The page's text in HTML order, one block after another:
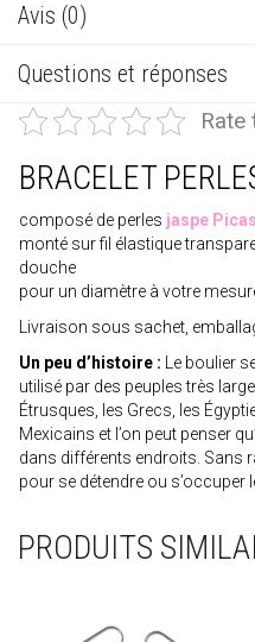
Avis (0)
Questions et réponses
BRACELET
composé de perles jaspe
monté sur fil élastique
douche
pour un diamètre à votre
Livraison sous sachet,
Un peu d’histoire : Le boulier
utilisé par des peuples très
Étrusques, les Grecs, les
Mexicains et l’on peut penser
dans différents endroits. Sans
pour se détendre ou s’occuper
PRODUITS